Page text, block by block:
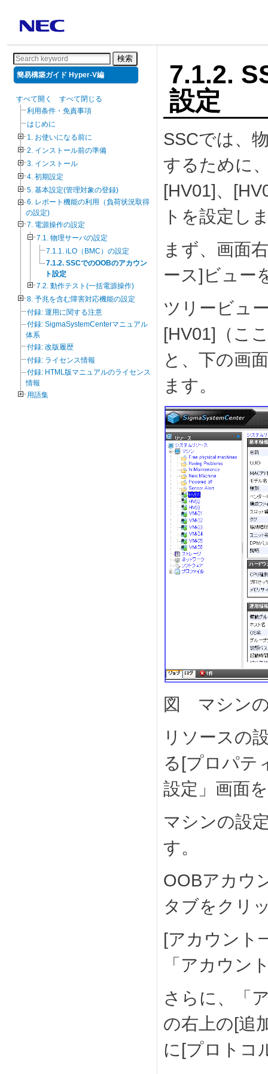
検索
簡易構築ガイド Hyper-V編
すべて開く
すべて閉じる
利用条件・免責事項
はじめに
1. お使いになる前に
2. インストール前の準備
3. インストール
4. 初期設定
5. 基本設定(管理対象の登録)
6. レポート機能の利用（負荷状況取得
の設定)
7. 電源操作の設定
7.1. 物理サーバの設定
7.1.1. iLO（BMC）の設定
7.1.2. SSCでのOOBのアカウン
ト設定
7.2. 動作テスト(一括電源操作)
8. 予兆を含む障害対応機能の設定
付録: 運用に関する注意
付録: SigmaSystemCenterマニュアル
体系
付録: 改版履歴
付録: ライセンス情報
付録: HTML版マニュアルのライセンス
情報
用語集
7.1.2.
設定
SSCでは、
するために
[HV01]、
トを設定し
まず、画面
ース]ビュー
ツリービュ
[HV01]（こ
と、下の画
ます。
図 マシン
リソースの
る[プロパテ
設定」画面
マシンの設
す。
OOBアカウ
タブをクリ
[アカウント
「アカウン
さらに、「
の右上の[追
に[プロトコ